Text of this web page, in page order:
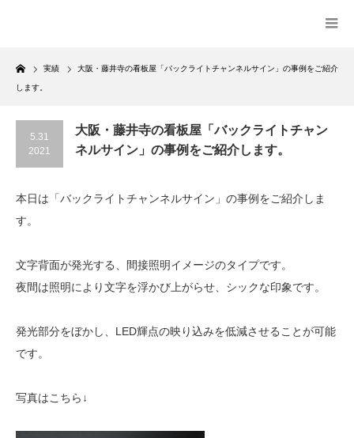
Home
実績 大阪・藤井寺の看板屋「バックライトチャンネルサイン」の事例をご紹介
します。
5.31
2021
大阪・藤井寺の看板屋「バックライトチャン
ネルサイン」の事例をご紹介します。
本日は「バックライトチャンネルサイン」の事例をご紹介しま
す。
文字背面が発光する、間接照明イメージのタイプです。
夜間は照明により文字を浮かび上がらせ、シックな印象です。
発光部分をぼかし、LED輝点の映り込みを低減させることが可能
です。
写真はこちら↓